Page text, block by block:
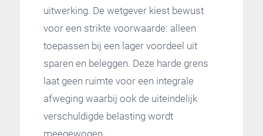
uitwerking. De wetgever kiest bewust
voor een strikte voorwaarde: alleen
toepassen bij een lager voordeel uit
sparen en beleggen. Deze harde grens
laat geen ruimte voor een integrale
afweging waarbij ook de uiteindelijk
verschuldigde belasting wordt